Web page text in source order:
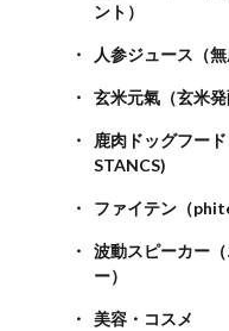
ント）
人参ジュース（
玄米元氣（玄米発
鹿肉ドッグフー
STANCS)
ファイテン（
波動スピーカー
ー）
美容・コスメ